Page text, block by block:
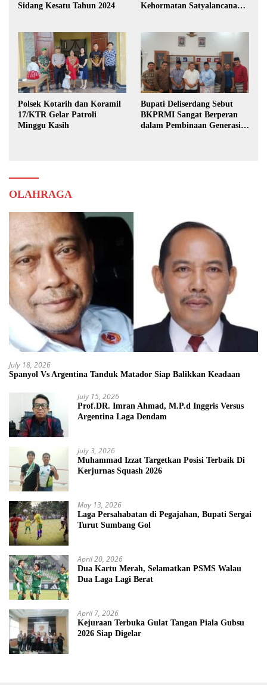
Sidang Kesatu Tahun 2024
Kehormatan Satyalancana
Polsek Kotarih dan Koramil
17/KTR Gelar Patroli
Minggu Kasih
Bupati Deliserdang Sebut
BKPRMI Sangat Berperan
dalam Pembinaan Generasi
OLAHRAGA
July 18, 2026
Spanyol Vs Argentina Tanduk Matador Siap Balikkan Keadaan
July 15, 2026
Prof.DR. Imran Ahmad, M.P.d Inggris Versus
Argentina Laga Dendam
July 3, 2026
Muhammad Izzat Targetkan Posisi Terbaik Di
Kerjurnas Squash 2026
May 13, 2026
Laga Persahabatan di Pegajahan, Bupati Sergai
Turut Sumbang Gol
April 20, 2026
Dua Kartu Merah, Selamatkan PSMS Walau
Dua Laga Lagi Berat
April 7, 2026
Kejuraan Terbuka Gulat Tangan Piala Gubsu
2026 Siap Digelar